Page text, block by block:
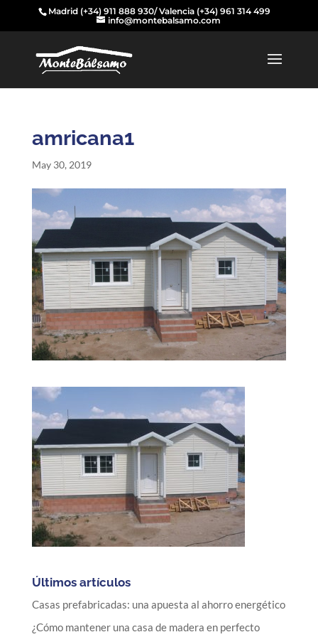
Madrid (+34) 911 888 930/ Valencia (+34) 961 314 499
info@montebalsamo.com
amricana1
May 30, 2019
Últimos artículos
Casas prefabricadas: una apuesta al ahorro energético
¿Cómo mantener una casa de madera en perfecto